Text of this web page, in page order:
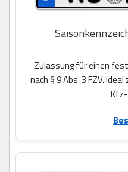
Zulassung für einen
nach § 9 Abs. 3 FZV.